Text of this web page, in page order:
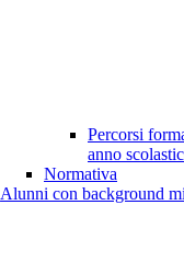
Percorsi
anno
Normativa
Alunni con background